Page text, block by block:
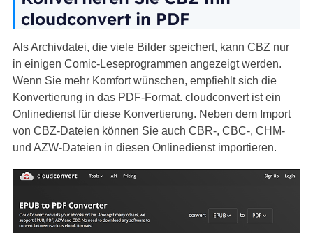
cloudconvert in PDF
Als Archivdatei, die viele Bilder speichert, kann CBZ nur
in einigen Comic-Leseprogrammen angezeigt werden.
Wenn Sie mehr Komfort wünschen, empfiehlt sich die
Konvertierung in das PDF-Format. cloudconvert ist ein
Onlinedienst für diese Konvertierung. Neben dem Import
von CBZ-Dateien können Sie auch CBR-, CBC-, CHM-
und AZW-Dateien in diesen Onlinedienst importieren.